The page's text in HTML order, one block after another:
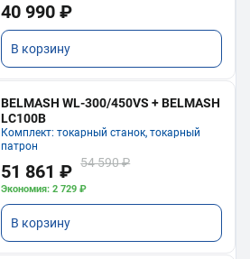
40 990 ₽
В корзину
BELMASH WL-300/450VS + BELMASH
LC100B
Комплект: токарный станок, токарный
патрон
51 861 ₽ 54 590 ₽
Экономия: 2 729 ₽
В корзину